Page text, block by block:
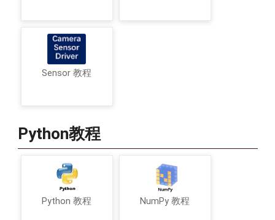
Sensor 教程
Python教程
Python 教程 NumPy 教程